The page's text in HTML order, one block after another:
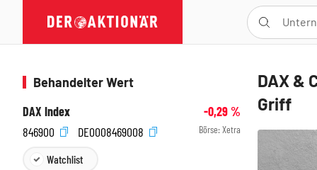
DAX &
Griff
Behandelter Wert
DAX Index
-0,29%
846900
DE0008469008 Börse: Xetra
Watchlist